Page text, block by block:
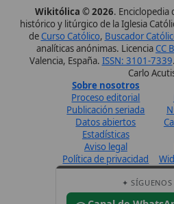
Canal de WhatsApp
Únete · publicación regular
Perfil de Instagram
Síguenos · @wikitolica